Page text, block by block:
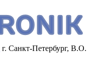
г. Санкт-Петербург, В.О.